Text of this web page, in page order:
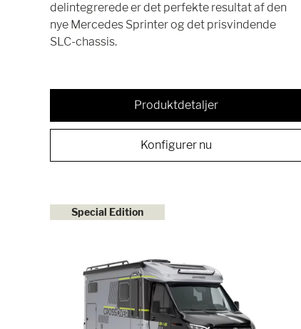
delintegrerede er det perfekte resultat af den
nye Mercedes Sprinter og det prisvindende
SLC-chassis.
Produktdetaljer
Konfigurer nu
Special Edition